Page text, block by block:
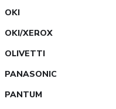
OKI
OKI/XEROX
OLIVETTI
PANASONIC
PANTUM